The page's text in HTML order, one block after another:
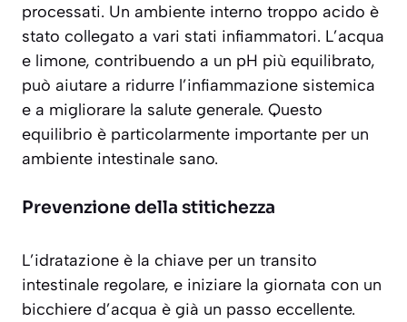
processati. Un ambiente interno troppo acido è
stato collegato a vari stati infiammatori. L’acqua
e limone, contribuendo a un pH più equilibrato,
può aiutare a ridurre l’infiammazione sistemica
e a migliorare la salute generale. Questo
equilibrio è particolarmente importante per un
ambiente intestinale sano.
Prevenzione della stitichezza
L’idratazione è la chiave per un transito
intestinale regolare, e iniziare la giornata con un
bicchiere d’acqua è già un passo eccellente.